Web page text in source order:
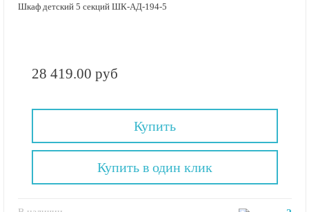
Шкаф детский 5 секций ШК-АД-194-5
28 419.00 руб
Купить
Купить в один клик